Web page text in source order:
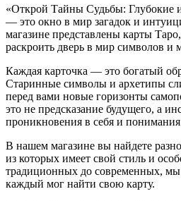
«Открой Тайны Судьбы: Глубокие
— это окно в мир загадок и
магазине представлены карты
раскроить дверь в мир символов и
Каждая карточка — это богатый
Старинные символы и архетипы
перед вами новые горизонты
это не предсказание будущего, а
проникновения в себя и понимания
В нашем магазине вы найдете
из которых имеет свой стиль и
традиционных до современных,
каждый мог найти свою карту.